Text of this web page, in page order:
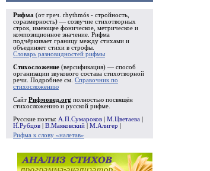
Рифма (от греч. rhythmós - стройность,
соразмерность) — созвучие стихотворных
строк, имеющее фоническое, метрическое и
композиционное значение. Рифма
подчёркивает границу между стихами и
объединяет стихи в строфы
Словарь разновидностей рифмы
Стихосложение (версификация) — способ
организации звукового состава стихотворной
речи. Подробнее см. Справочник по
стихосложению
Сайт Рифмовед.org полностью посвящён
стихосложению и русской рифме.
Русские поэты: А.П.Сумароков М.Цветаева
Н.Рубцов
В.Маяковский М.Алигер
Рифма к слову «налетав»